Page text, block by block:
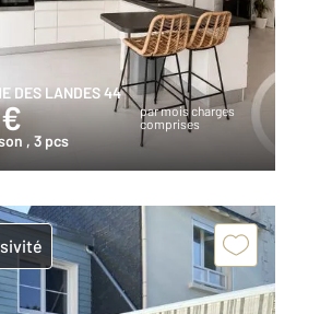
DES LANDES 44
par mois charges
comprises
, 3 pcs